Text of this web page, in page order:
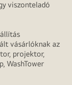
viszonteladó
vásárlóknak az
projektor,
WashTower